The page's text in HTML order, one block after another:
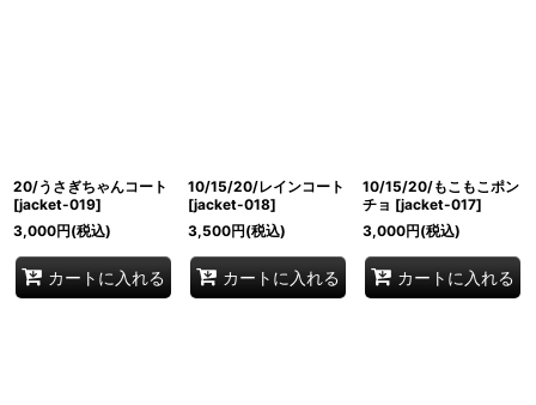
20/うさぎちゃんコート
[jacket-019]
3,000円(税込)
カートに入れる
10/15/20/レインコート
[jacket-018]
3,500円(税込)
カートに入れる
10/15/20/もこもこポン
チョ [jacket-017]
3,000円(税込)
カートに入れる